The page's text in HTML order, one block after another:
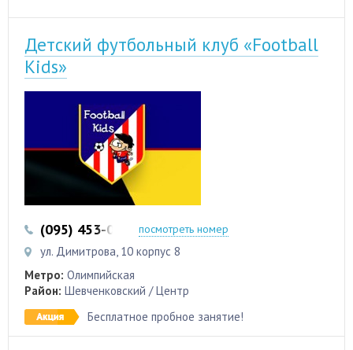
Детский футбольный клуб «Football
Kids»
(095) 453-0-789 (093) 453-0-789
посмотреть номер
ул. Димитрова, 10 корпус 8
Метро: Олимпийская
Район: Шевченковский / Центр
Бесплатное пробное занятие!